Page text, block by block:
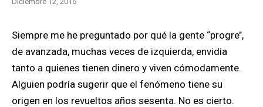
Siempre me he preguntado por qué la gente “progre’’,
de avanzada, muchas veces de izquierda, envidia
tanto a quienes tienen dinero y viven cómodamente.
Alguien podría sugerir que el fenómeno tiene su
origen en los revueltos años sesenta. No es cierto.